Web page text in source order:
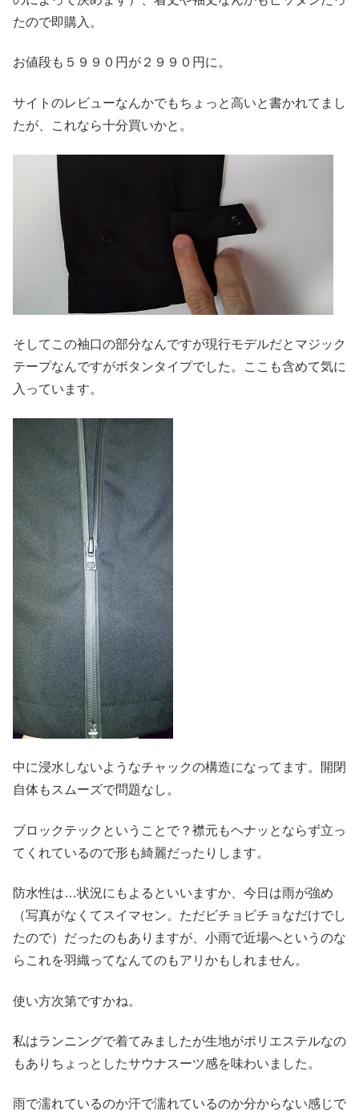
たので即購入。
お値段も５９９０円が２９９０円に。
サイトのレビューなんかでもちょっと高いと書かれてまし
たが、これなら十分買いかと。
そしてこの袖口の部分なんですが現行モデルだとマジック
テープなんですがボタンタイプでした。ここも含めて気に
入っています。
中に浸水しないようなチャックの構造になってます。開閉
自体もスムーズで問題なし。
ブロックテックということで？襟元もヘナッとならず立っ
てくれているので形も綺麗だったりします。
防水性は…状況にもよるといいますか、今日は雨が強め
（写真がなくてスイマセン。ただビチョビチョなだけでし
たので）だったのもありますが、小雨で近場へというのな
らこれを羽織ってなんてのもアリかもしれません。
使い方次第ですかね。
私はランニングで着てみましたが生地がポリエステルなの
もありちょっとしたサウナスーツ感を味わいました。
雨で濡れているのか汗で濡れているのか分からない感じで